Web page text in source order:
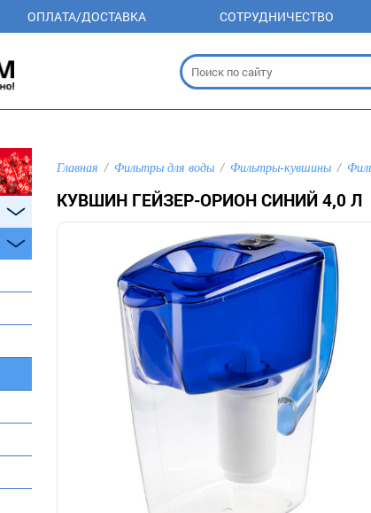
ОПЛАТА/ДОСТАВКА СОТРУДНИЧЕСТВО
Главная Фильтры для воды Фильтры-кувшины
КУВШИН ГЕЙЗЕР-ОРИОН СИНИЙ 4,0 Л